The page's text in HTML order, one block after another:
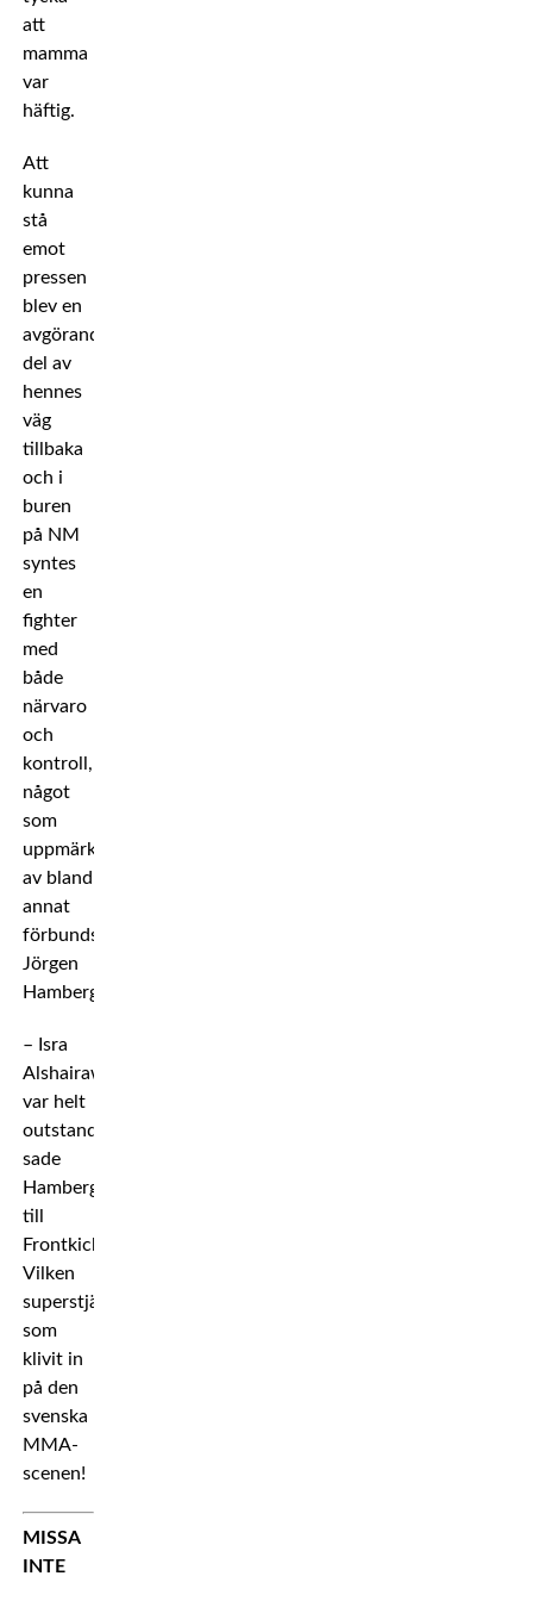
att
mamma
var
häftig.
Att
kunna
stå
emot
pressen
blev en
avgörande
del av
hennes
väg
tillbaka
och i
buren
på NM
syntes
en
fighter
med
både
närvaro
och
kontroll,
något
som
uppmärksammades
av bland
annat
förbundskaptenen
Jörgen
Hamberg.
– Isra
Alshairawi
var helt
outstanding,
sade
Hamberg
till
Frontkick.
Vilken
superstjärna
som
klivit in
på den
svenska
MMA-
scenen!
MISSA
INTE